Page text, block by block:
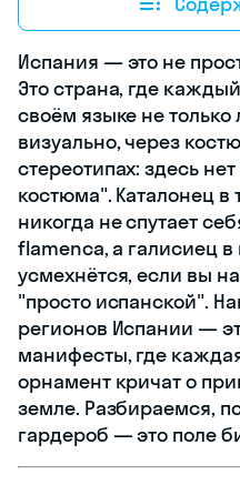
Испания — это не
Это страна, где
своём языке не
визуально, через
стереотипах: здесь
костюма". Каталонец
никогда не спутает
flamenca, а галисиец
усмехнётся, если вы
"просто испанской".
регионов Испании —
манифесты, где
орнамент кричат о
земле. Разбираемся,
гардероб — это поле